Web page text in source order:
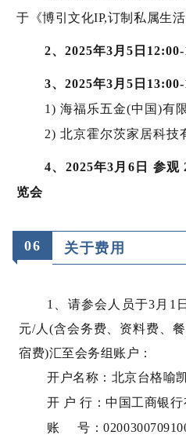
于《博引文化IP,订制私属生活
2、2025年3月5日
3、2025年3月5日
1) 海福乐五金(中国)有
2) 北京霍尔茨家居科技
4、2025年3月6日 参观
览会
06 关于费用
1、请参会人员于3月1
元/人(含会务费、资料费、
宿费)汇至会务组账户：
开户名称：北京台格喻
开 户 行：中国工商银
账 号：